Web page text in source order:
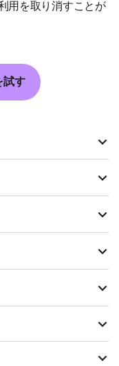
用を取り消すことが
試す